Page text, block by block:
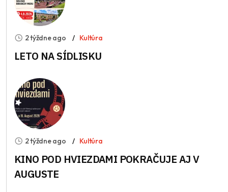
2 týždne ago Kultúra
LETO NA SÍDLISKU
2 týždne ago Kultúra
KINO POD HVIEZDAMI POKRAČUJE AJ V
AUGUSTE